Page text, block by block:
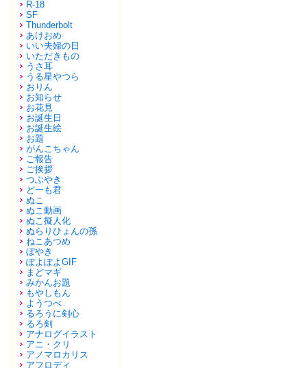
R-18
SF
Thunderbolt
あけおめ
いい夫婦の日
いただきもの
うさ耳
うる星やつら
おりん
お知らせ
お花見
お誕生日
お誕生絵
お題
がんこちゃん
ご報告
ご挨拶
つぶやき
どーも君
ぬこ
ぬこ動画
ぬこ擬人化
ぬらりひょんの孫
ねこあつめ
ぼやき
ぽよぽよGIF
まどマギ
みかんお題
もやしもん
ようつべ
るろうに剣心
るろ剣
アナログイラスト
アニ・クリ
アノマロカリス
アフロディ